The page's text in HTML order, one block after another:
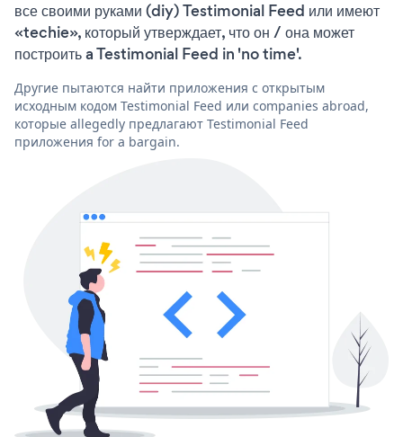
все своими руками (diy) Testimonial Feed или имеют
«techie», который утверждает, что он / она может
построить a Testimonial Feed in 'no time'.
Другие пытаются найти приложения с открытым
исходным кодом Testimonial Feed или companies abroad,
которые allegedly предлагают Testimonial Feed
приложения for a bargain.